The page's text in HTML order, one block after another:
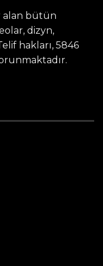
alan bütün
dizyn,
hakları, 5846